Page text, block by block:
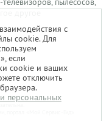
другое
портал «Мой Сервис-Гид»
с
cookie. Для
если
cookie и ваших
отключить
персональных